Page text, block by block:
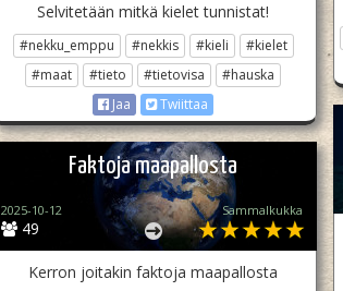
Selvitetään mitkä kielet tunnistat!
#nekku_emppu #nekkis #kieli
#kielet
#maat
#tieto #tietovisa
#hauska
Jaa
Twiittaa
Faktoja maapallosta
49
2025-10-12 Sammalkukka
Kerron joitakin faktoja maapallosta